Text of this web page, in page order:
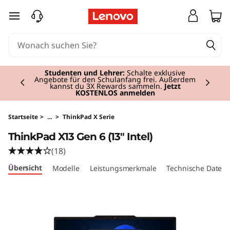
T
k
P
a
d
zum Hauptinhalt springen
Studenten und Lehrer: Schalte exklusive
Angebote für den Schulanfang frei. Außerdem
kannst du 3X Rewards sammeln. Jetzt
KOSTENLOS anmelden
Currently displaying item 2 of 3
Startseite > ... > ThinkPad X Serie
ThinkPad X13 Gen 6 (13" Intel)
(18)
Übersicht Modelle Leistungsmerkmale Technische Daten